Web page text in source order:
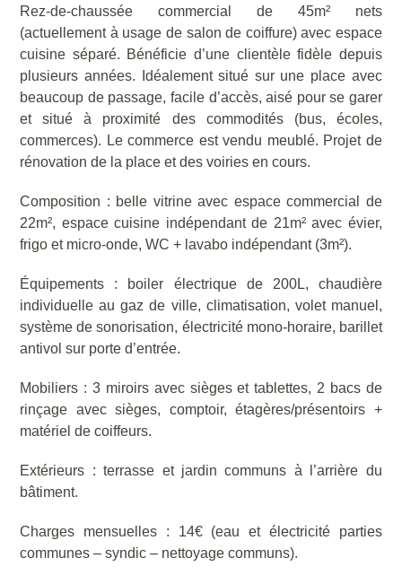
Rez-de-chaussée commercial de 45m² nets
(actuellement à usage de salon de coiffure) avec espace
cuisine séparé. Bénéficie d’une clientèle fidèle depuis
plusieurs années. Idéalement situé sur une place avec
beaucoup de passage, facile d’accès, aisé pour se garer
et situé à proximité des commodités (bus, écoles,
commerces). Le commerce est vendu meublé. Projet de
rénovation de la place et des voiries en cours.
Composition : belle vitrine avec espace commercial de
22m², espace cuisine indépendant de 21m² avec évier,
frigo et micro-onde, WC + lavabo indépendant (3m²).
Équipements : boiler électrique de 200L, chaudière
individuelle au gaz de ville, climatisation, volet manuel,
système de sonorisation, électricité mono-horaire, barillet
antivol sur porte d’entrée.
Mobiliers : 3 miroirs avec sièges et tablettes, 2 bacs de
rinçage avec sièges, comptoir, étagères/présentoirs +
matériel de coiffeurs.
Extérieurs : terrasse et jardin communs à l’arrière du
bâtiment.
Charges mensuelles : 14€ (eau et électricité parties
communes – syndic – nettoyage communs).